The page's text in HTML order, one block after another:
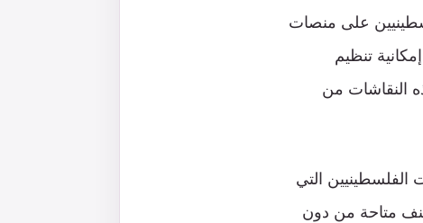
على منصات
تنظيم
النقاشات من
الفلسطينيين التي
متاحة من دون